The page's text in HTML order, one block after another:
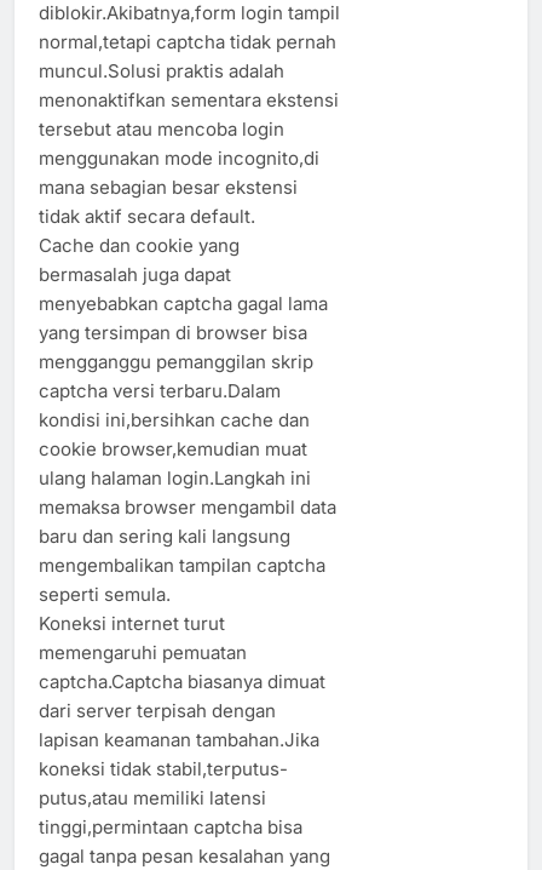
diblokir.Akibatnya,form login tampil
normal,tetapi captcha tidak pernah
muncul.Solusi praktis adalah
menonaktifkan sementara ekstensi
tersebut atau mencoba login
menggunakan mode incognito,di
mana sebagian besar ekstensi
tidak aktif secara default.
Cache dan cookie yang
bermasalah juga dapat
menyebabkan captcha gagal lama
yang tersimpan di browser bisa
mengganggu pemanggilan skrip
captcha versi terbaru.Dalam
kondisi ini,bersihkan cache dan
cookie browser,kemudian muat
ulang halaman login.Langkah ini
memaksa browser mengambil data
baru dan sering kali langsung
mengembalikan tampilan captcha
seperti semula.
Koneksi internet turut
memengaruhi pemuatan
captcha.Captcha biasanya dimuat
dari server terpisah dengan
lapisan keamanan tambahan.Jika
koneksi tidak stabil,terputus-
putus,atau memiliki latensi
tinggi,permintaan captcha bisa
gagal tanpa pesan kesalahan yang